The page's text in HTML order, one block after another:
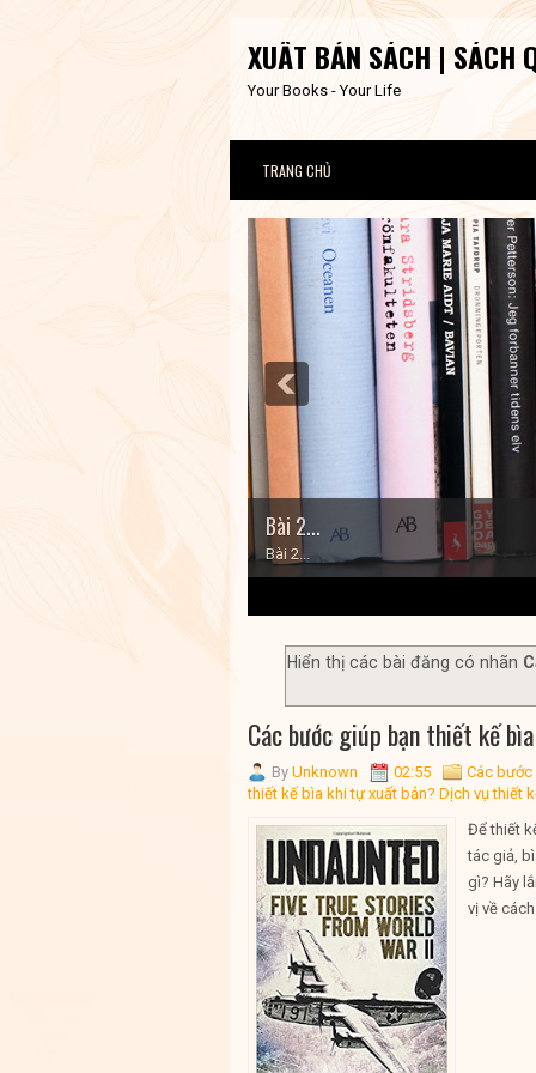
XUẤT BẢN SÁCH | SÁCH
Your Books - Your Life
TRANG CHỦ
Bài 2...
Bài 2...
Hiển thị các bài đăng có nhãn
Các bước giúp bạn thiết kế
By Unknown 02:55
Các
thiết kế bìa khi tự xuất bản? Dịch vụ thiết
Để thiết
tác giả,
gì? Hãy
vị về